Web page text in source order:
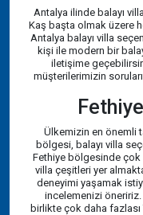
Antalya ilinde balayı
Kaş başta olmak üzere
Antalya balayı villa
kişi ile modern bir
iletişime
müşterilerimizin
Ülkemizin en önemli
bölgesi, balayı villa
Fethiye bölgesinde çok
villa çeşitleri yer
deneyimi yaşamak
incelemenizi öneririz.
birlikte çok daha